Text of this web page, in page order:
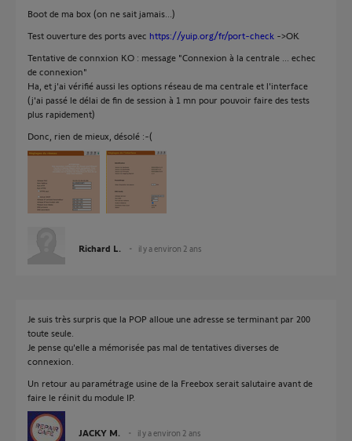
Boot de ma box (on ne sait jamais...)
Test ouverture des ports avec https://yuip.org/fr/port-check ->OK
Tentative de connxion KO : message "Connexion à la centrale ... echec
de connexion"
Ha, et j'ai vérifié aussi les options réseau de ma centrale et l'interface
(j'ai passé le délai de fin de session à 1 mn pour pouvoir faire des tests
plus rapidement)
Donc, rien de mieux, désolé :-(
Richard L. il y a environ 2 ans
Je suis très surpris que la POP alloue une adresse se terminant par 200
toute seule.
Je pense qu'elle a mémorisée pas mal de tentatives diverses de
connexion.
Un retour au paramétrage usine de la Freebox serait salutaire avant de
faire le réinit du module IP.
JACKY M. il y a environ 2 ans